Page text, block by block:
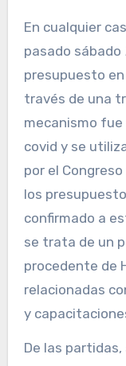
En cualquier
pasado sábado
presupuesto
través de una
mecanismo
covid y se
por el
los
confirmado a
se trata de un
procedente de
relacionadas
y
De las